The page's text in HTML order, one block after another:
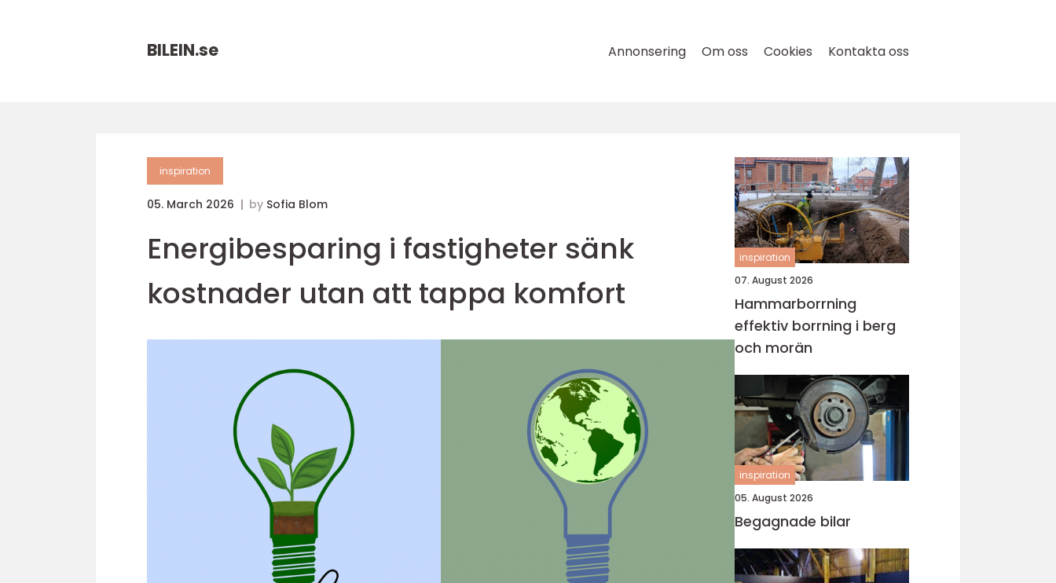
BILEIN.se Annonsering Om oss Cookies Kontakta oss
inspiration
05. March 2026 by Sofia Blom
Energibesparing i fastigheter sänk
kostnader utan att tappa komfort
inspiration
07. August 2026
Hammarborrning
effektiv borrning i berg
och morän
inspiration
05. August 2026
Begagnade bilar